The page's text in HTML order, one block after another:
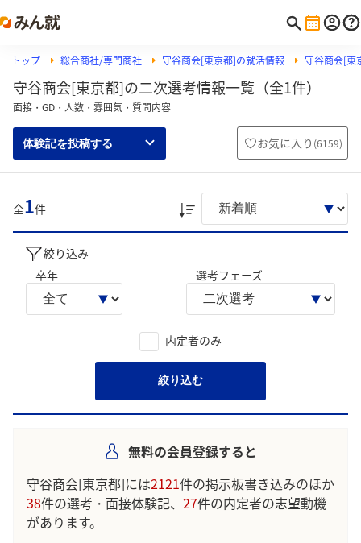
トップ 総合商社/専門商社 守谷商会[東京都]の就活情報 守谷商会[東
守谷商会[東京都]の二次選考情報一覧（全1件）
面接・GD・人数・雰囲気・質問内容
体験記を投稿する お気に入り (6159)
全1件
絞り込み
卒年
選考フェーズ
内定者のみ
絞り込む
無料の会員登録すると
守谷商会[東京都]には2121件の掲示板書き込みのほか
38件の選考・面接体験記、 27件の内定者の志望動機
があります。